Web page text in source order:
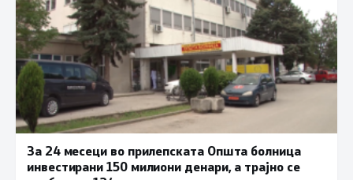
За 24 месеци во прилепската Општа болница
инвестирани 150 милиони денари, а трајно се